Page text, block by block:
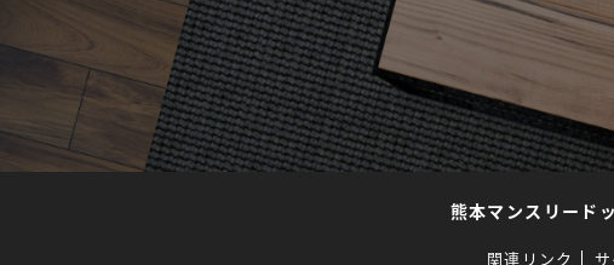
熊本マンスリード
関連リンク